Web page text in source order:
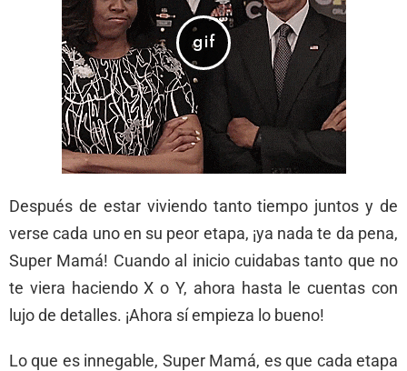
Después de estar viviendo tanto tiempo juntos y de
verse cada uno en su peor etapa, ¡ya nada te da pena,
Super Mamá! Cuando al inicio cuidabas tanto que no
te viera haciendo X o Y, ahora hasta le cuentas con
lujo de detalles. ¡Ahora sí empieza lo bueno!
Lo que es innegable, Super Mamá, es que cada etapa